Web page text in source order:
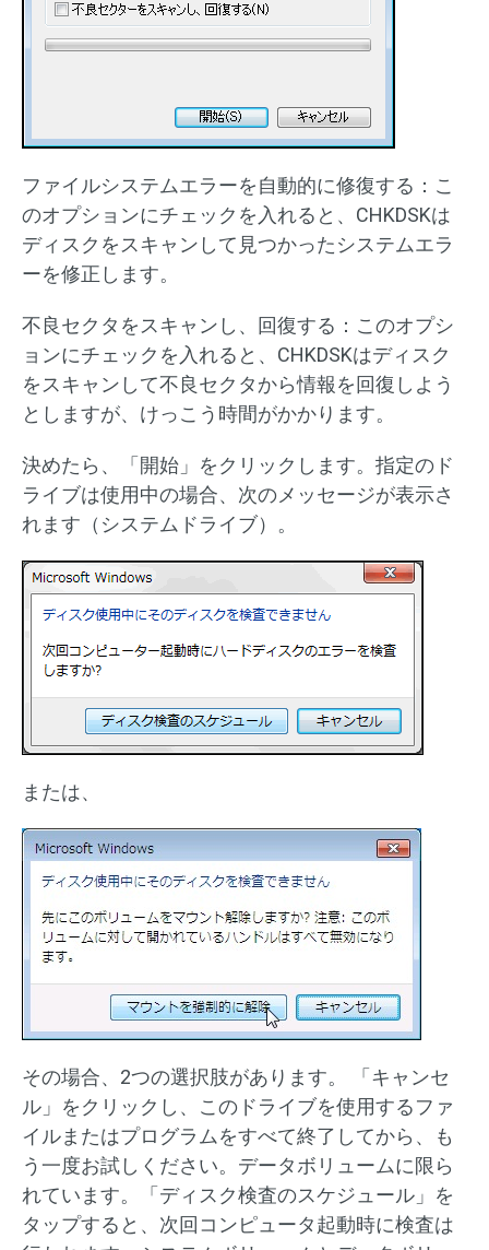
ファイルシステムエラーを自動的に修復する：こ
のオプションにチェックを入れると、CHKDSKは
ディスクをスキャンして見つかったシステムエラ
ーを修正します。
不良セクタをスキャンし、回復する：このオプシ
ョンにチェックを入れると、CHKDSKはディスク
をスキャンして不良セクタから情報を回復しよう
としますが、けっこう時間がかかります。
決めたら、「開始」をクリックします。指定のド
ライブは使用中の場合、次のメッセージが表示さ
れます（システムドライブ）。
または、
その場合、2つの選択肢があります。 「キャンセ
ル」をクリックし、このドライブを使用するファ
イルまたはプログラムをすべて終了してから、も
う一度お試しください。データボリュームに限ら
れています。「ディスク検査のスケジュール」を
タップすると、次回コンピュータ起動時に検査は